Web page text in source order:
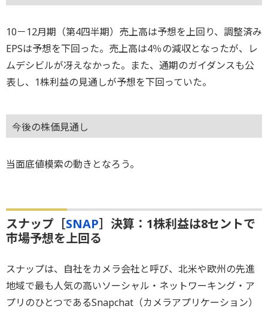
10－12月期（第4四半期）売上高は予想を上回り、調整済み
EPSは予想を下回った。売上高は4％の減収となったが、レ
ムデシビルが冴えなかった。また、通期のガイダンスも公
表し、1株利益の見通しが予想を下回っていた。
今後の株価見通し
当面底値模索の動きとなろう。
スナップ［SNAP］決算：1株利益は8セントで
市場予想を上回る
スナップは、自社をカメラ会社と呼び、北米や欧州の先進
地域で最も人気の高いソーシャル・ネットワーキング・ア
プリのひとつであるSnapchat（カメラアプリケーション）